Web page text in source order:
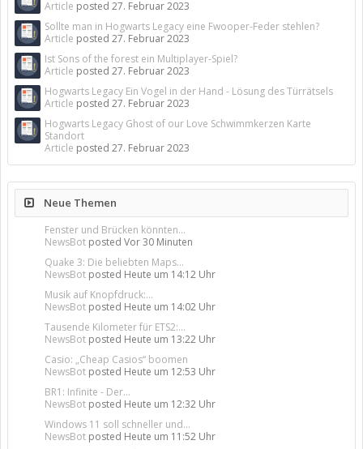
Article posted 27. Februar 2023
Sollte man in Hogwarts Legacy eine Fwooper-Feder stehlen?
Article posted 27. Februar 2023
Ist Sons of the forest ein Multiplayer-Spiel?
Article posted 27. Februar 2023
Hogwarts Legacy Ein Vogel in der Hand - Lösung des Türrätsels
Article posted 27. Februar 2023
Hogwarts Legacy Ghost of our Love Schwimmkerzen Karte
Standort
Article posted 27. Februar 2023
Neue Themen
Fenster und Brücken könnten...
NewsBot posted Vor 30 Minuten
Quake 3: Die beliebten Maps...
NewsBot posted Heute um 14:12 Uhr
Musik auf Knopfdruck:...
NewsBot posted Heute um 14:02 Uhr
Tausende Kilometer für ETS2:...
NewsBot posted Heute um 13:22 Uhr
Casio: „Cheap Casios“ boomen
NewsBot posted Heute um 12:53 Uhr
BR1: Infinite - Der...
NewsBot posted Heute um 12:32 Uhr
Windows 11 soll schneller und...
NewsBot posted Heute um 11:52 Uhr